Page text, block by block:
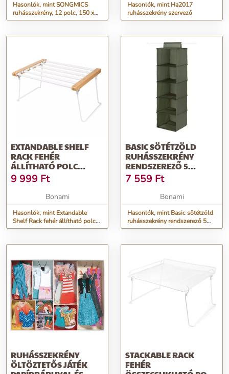
Hasonlók, mint SONGMICS
ruhásszekrény, 12 polc, 150 x
45 x 175 cm, fekete
Hasonlók, mint Ha2017
ruhásszekrény szervező
EXTANDABLE SHELF
RACK FEHÉR
ÁLLÍTHATÓ POLC
RUHÁSSZEKRÉNYBE -
COMPACTOR
9 999 Ft
Bonami
Hasonlók, mint Extandable
Shelf Rack fehér állítható polc
ruhásszekrénybe - Compactor
BASIC SÖTÉTZÖLD
RUHÁSSZEKRÉNY
RENDSZEREZŐ 5
REKESSZEL -
COMPACTOR
7 559 Ft
Bonami
Hasonlók, mint Basic sötétzöld
ruhásszekrény rendszerező 5
rekesszel - Compactor
RUHÁSSZEKRÉNY
ÖLTÖZTETŐS JÁTÉK
STACKABLE RACK
FEHÉR